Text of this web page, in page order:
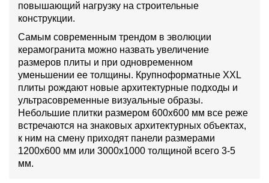
повышающий нагрузку на строительные
конструкции.
Самым современным трендом в эволюции
керамогранита можно назвать увеличение
размеров плиты и при одновременном
уменьшении ее толщины. Крупноформатные XXL
плиты рождают новые архитектурные подходы и
ультрасовременные визуальные образы.
Небольшие плитки размером 600х600 мм все реже
встречаются на знаковых архитектурных объектах,
к ним на смену приходят панели размерами
1200х600 мм или 3000х1000 толщиной всего 3-5
мм.